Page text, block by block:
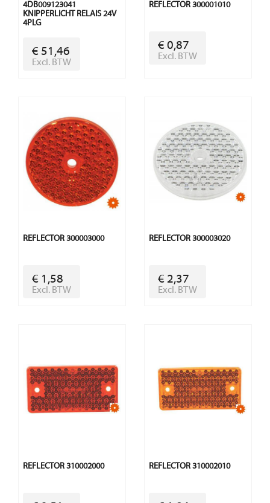
4DB009123041
KNIPPERLICHT RELAIS 24V
4PLG
€ 51,46
Excl. BTW
REFLECTOR 300001010
€ 0,87
Excl. BTW
REFLECTOR 300003000
€ 1,58
Excl. BTW
REFLECTOR 300003020
€ 2,37
Excl. BTW
REFLECTOR 310002000 REFLECTOR 310002010